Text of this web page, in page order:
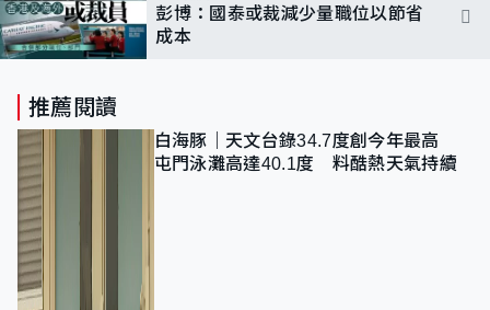
彭博：國泰或裁減少量職位以節省
成本
推薦閱讀
白海豚｜天文台錄34.7度創今年最高
屯門泳灘高達40.1度 料酷熱天氣持續